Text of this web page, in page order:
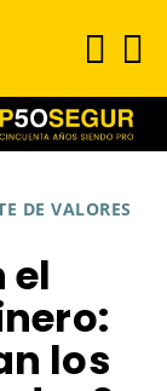
DE VALORES
el
los